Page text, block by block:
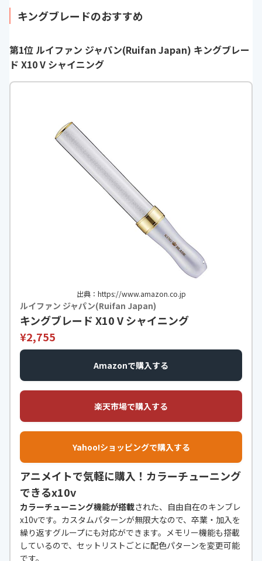
キングブレードのおすすめ
第1位 ルイファン ジャパン(Ruifan Japan) キングブレー
ド X10 V シャイニング
出典：https://www.amazon.co.jp
ルイファン ジャパン(Ruifan Japan)
キングブレード X10 V シャイニング
¥2,755
Amazonで購入する
楽天市場で購入する
Yahoo!ショッピングで購入する
アニメイトで気軽に購入！カラーチューニング
できるx10v
カラーチューニング機能が搭載された、自由自在のキンブレ
x10vです。カスタムパターンが無限大なので、卒業・加入を
繰り返すグループにも対応ができます。メモリー機能も搭載
しているので、セットリストごとに配色パターンを変更可能
です。